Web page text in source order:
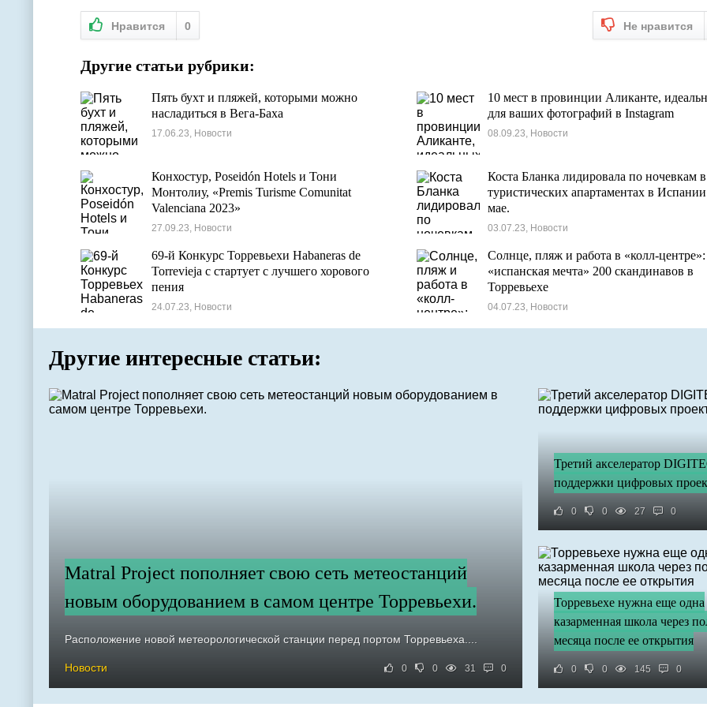
Нравится 0 Не нравится
Другие статьи рубрики:
Пять бухт и пляжей, которыми можно
насладиться в Вега-Баха
17.06.23, Новости
10 мест в провинции Аликанте,
для ваших фотографий в Instagram
08.09.23, Новости
Конхостур, Poseidón Hotels и Тони
Монтолиу, «Premis Turisme Comunitat
Valenciana 2023»
27.09.23, Новости
Коста Бланка лидировала по ночевкам в
туристических апартаментах в
мае.
03.07.23, Новости
69-й Конкурс Торревьехи Habaneras de
Torrevieja с стартует с лучшего хорового
пения
24.07.23, Новости
Солнце, пляж и работа в «колл-центре»:
«испанская мечта» 200 скандинавов в
Торревьехе
04.07.23, Новости
Другие интересные статьи:
Matral Project пополняет свою сеть метеостанций
новым оборудованием в самом центре Торревьехи.
Расположение новой метеорологической станции перед портом Торревьеха....
Новости 0 0 31 0
Третий акселератор
поддержки цифровых
0 0 27 0
Торревьехе нужна еще одна
казарменная школа через
месяца после ее открытия
0 0 145 0